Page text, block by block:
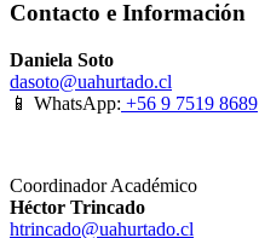
Contacto e Información
Daniela Soto
dasoto@uahurtado.cl
📱 WhatsApp: +56 9 7519 8689
Coordinador Académico
Héctor Trincado
htrincado@uahurtado.cl